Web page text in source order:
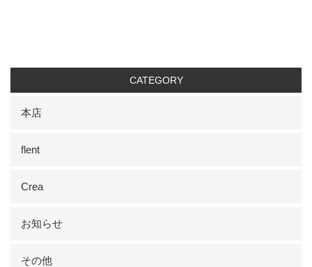
CATEGORY
本店
flent
Crea
お知らせ
その他